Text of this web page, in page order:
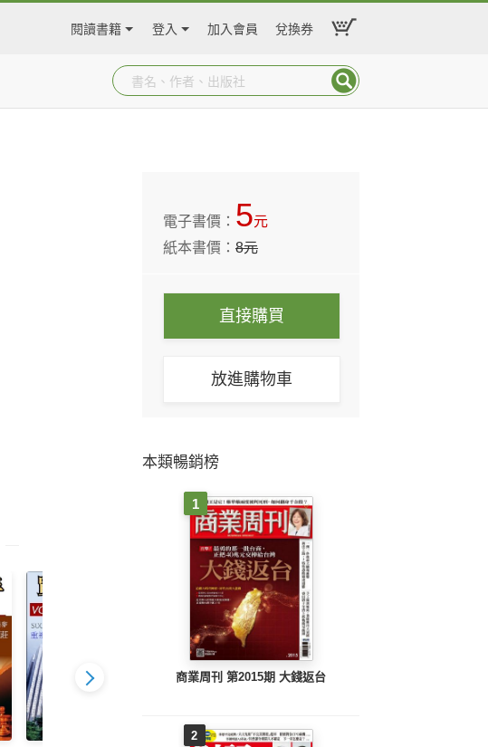
閱讀書籍 登入 加入會員 兌換券
電子書價： 5元
紙本書價：8元
直接購買
放進購物車
本類暢銷榜
1
商業周刊 第2015期 大錢返台
2